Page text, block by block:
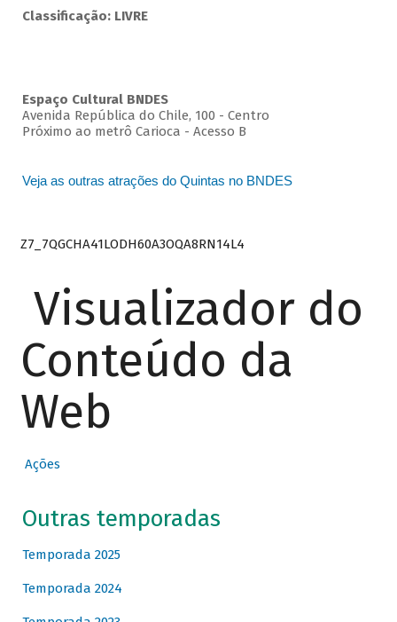
Classificação: LIVRE
Espaço Cultural BNDES
Avenida República do Chile, 100 - Centro
Próximo ao metrô Carioca - Acesso B
Veja as outras atrações do Quintas no BNDES
Z7_7QGCHA41LODH60A3OQA8RN14L4
Visualizador do
Conteúdo da
Web
Ações
Outras temporadas
Temporada 2025
Temporada 2024